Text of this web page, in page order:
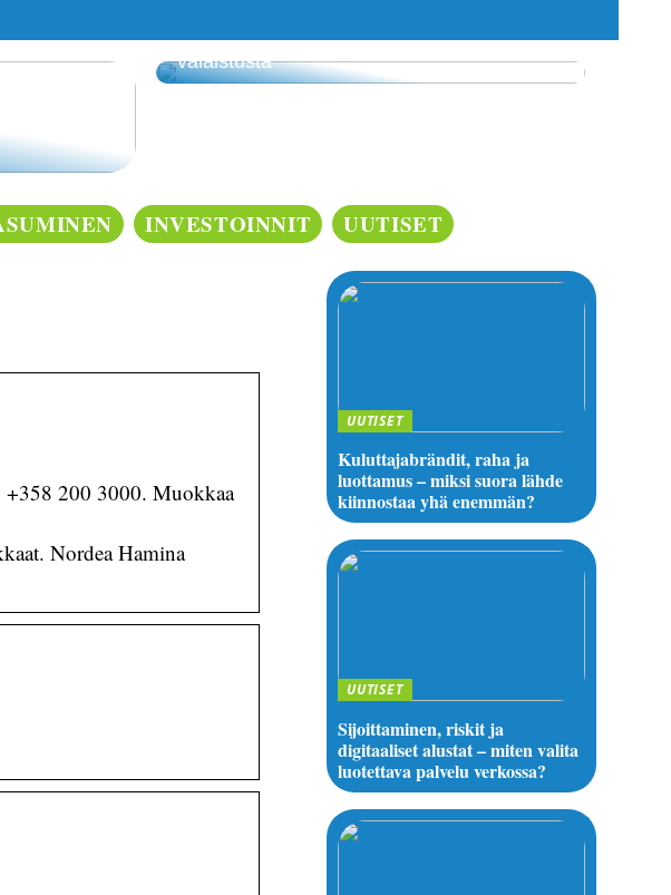
3 budjettiystävällistä tapaa luoda kodikasta
valaistusta
INVESTOINNIT UUTISET
+358 200 3000. Muokkaa
Nordea Hamina
UUTISET
Kuluttajabrändit, raha ja
luottamus – miksi suora lähde
kiinnostaa yhä enemmän?
UUTISET
Sijoittaminen, riskit ja
digitaaliset alustat – miten valita
luotettava palvelu verkossa?